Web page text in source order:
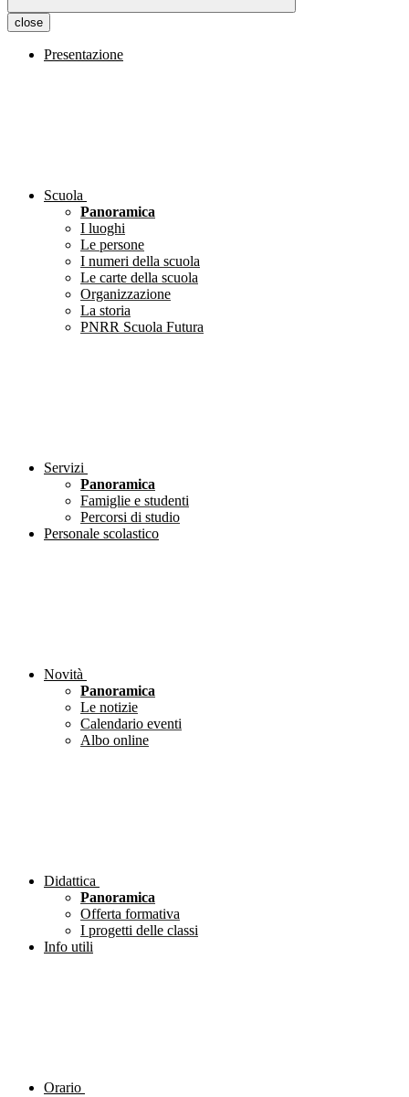
close
Presentazione
Scuola
Panoramica
I luoghi
Le persone
I numeri della scuola
Le carte della scuola
Organizzazione
La storia
PNRR Scuola Futura
Servizi
Panoramica
Famiglie e studenti
Percorsi di studio
Personale scolastico
Novità
Panoramica
Le notizie
Calendario eventi
Albo online
Didattica
Panoramica
Offerta formativa
I progetti delle classi
Info utili
Orario